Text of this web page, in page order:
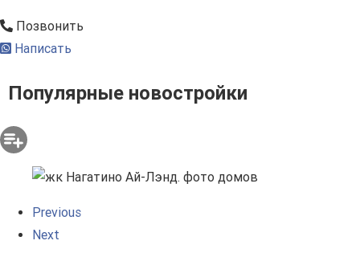
Позвонить
Написать
Популярные новостройки
Previous
Next